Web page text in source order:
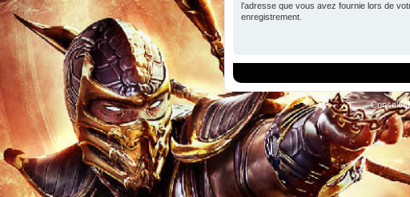
l’adresse que vous avez fournie lors de
enregistrement.